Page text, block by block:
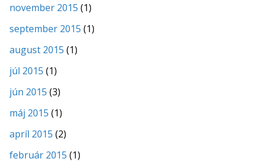
november 2015 (1)
september 2015 (1)
august 2015 (1)
júl 2015 (1)
jún 2015 (3)
máj 2015 (1)
apríl 2015 (2)
február 2015 (1)